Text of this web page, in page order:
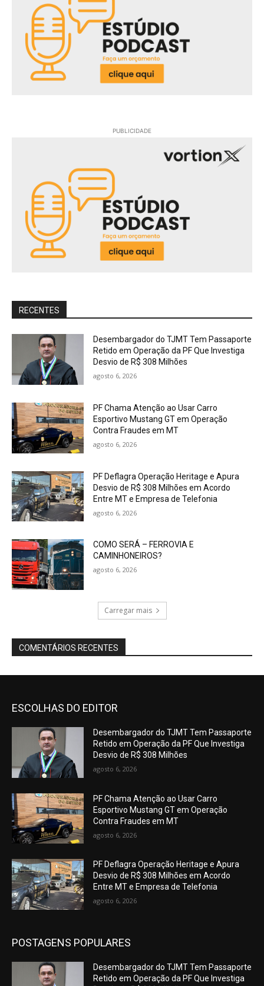
PUBLICIDADE
RECENTES
Desembargador do TJMT Tem Passaporte
Retido em Operação da PF Que Investiga
Desvio de R$ 308 Milhões
agosto 6, 2026
PF Chama Atenção ao Usar Carro
Esportivo Mustang GT em Operação
Contra Fraudes em MT
agosto 6, 2026
PF Deflagra Operação Heritage e Apura
Desvio de R$ 308 Milhões em Acordo
Entre MT e Empresa de Telefonia
agosto 6, 2026
COMO SERÁ – FERROVIA E
CAMINHONEIROS?
agosto 6, 2026
Carregar mais
COMENTÁRIOS RECENTES
ESCOLHAS DO EDITOR
Desembargador do TJMT Tem Passaporte
Retido em Operação da PF Que Investiga
Desvio de R$ 308 Milhões
agosto 6, 2026
PF Chama Atenção ao Usar Carro
Esportivo Mustang GT em Operação
Contra Fraudes em MT
agosto 6, 2026
PF Deflagra Operação Heritage e Apura
Desvio de R$ 308 Milhões em Acordo
Entre MT e Empresa de Telefonia
agosto 6, 2026
POSTAGENS POPULARES
Desembargador do TJMT Tem Passaporte
Retido em Operação da PF Que Investiga